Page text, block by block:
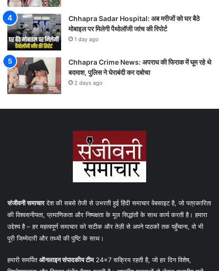
Chhapra Sadar Hospital: अब मरीजों को घर बैठे
मोबाइल पर मिलेगी पैथोलॉजी जांच की रिपोर्ट
1 day ago
Chhapra Crime News: अपराध की फिराक में घूम रहे थे
बदमाश, पुलिस ने घेराबंदी कर दबोचा
2 days ago
संजीवनी समाचारदेश की सबसे तेजी से उभरती हुई हिंदी समाचार वेबसाइट है, जो पत्रकारिता
की विश्वसनीयता, प्रमाणिकता और निष्पक्षता के मूल सिद्धांतों के साथ कार्य करती है। हमारा
उद्देश्य है – हर महत्वपूर्ण समाचार को सटीक और तेज़ी से अपने पाठकों तक पहुँचाना, वो भी
पूरी जिम्मेदारी और तथ्यों की पुष्टि के साथ।
हमारी समर्पितऑनलाइन संपादकीय टीम24×7 सक्रिय रहती है, जो हर दिन विशेष,